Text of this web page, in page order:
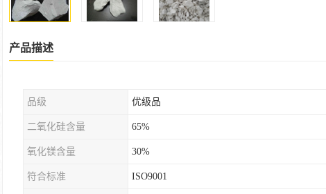
产品描述
品级 优级品
二氧化硅含量 65%
氧化镁含量 30%
符合标准 ISO9001